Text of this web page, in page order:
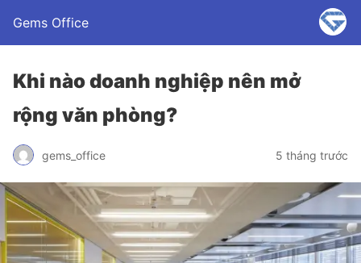
Gems Office
Khi nào doanh nghiệp nên mở
rộng văn phòng?
gems_office 5 tháng trước